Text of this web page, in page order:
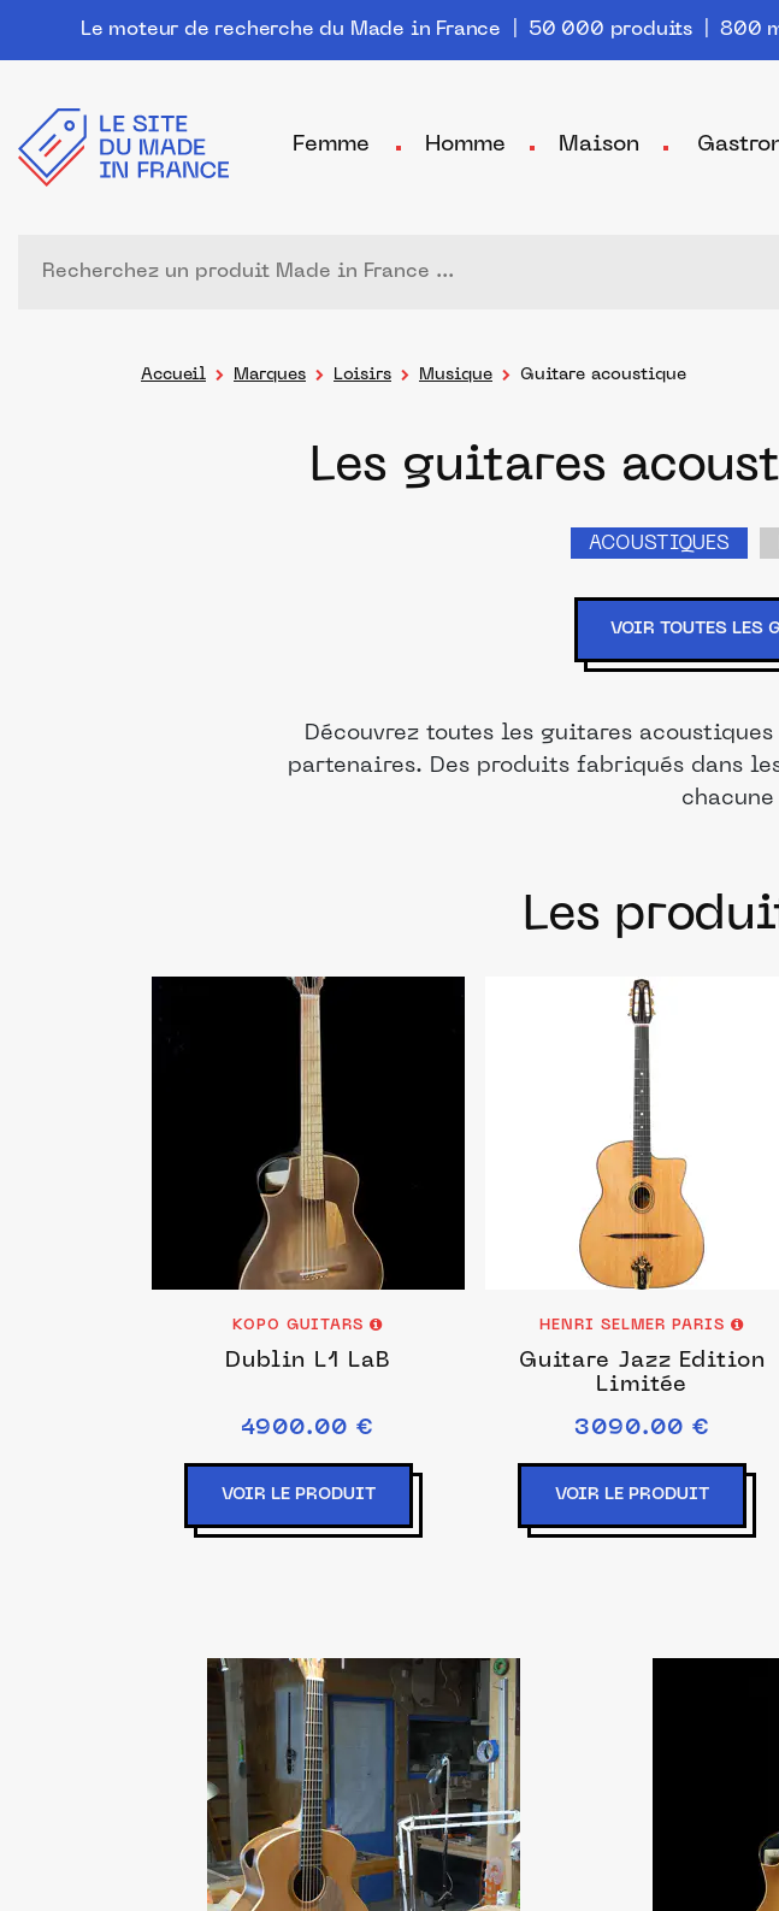
Le moteur de recherche du Made in France | 50 000 produits | 800
Femme Homme Maison
Accueil Marques Loisirs Musique Guitare acoustique
Les guitares
ACOUSTIQUES
VOIR TOUTES LES
Découvrez toutes les guitares
partenaires. Des produits fabriqués dans
Les
KOPO GUITARS
Dublin L1 LaB
4900.00 €
VOIR LE PRODUIT
HENRI SELMER PARIS
Guitare Jazz Édition
Limitée
3090.00 €
VOIR LE PRODUIT